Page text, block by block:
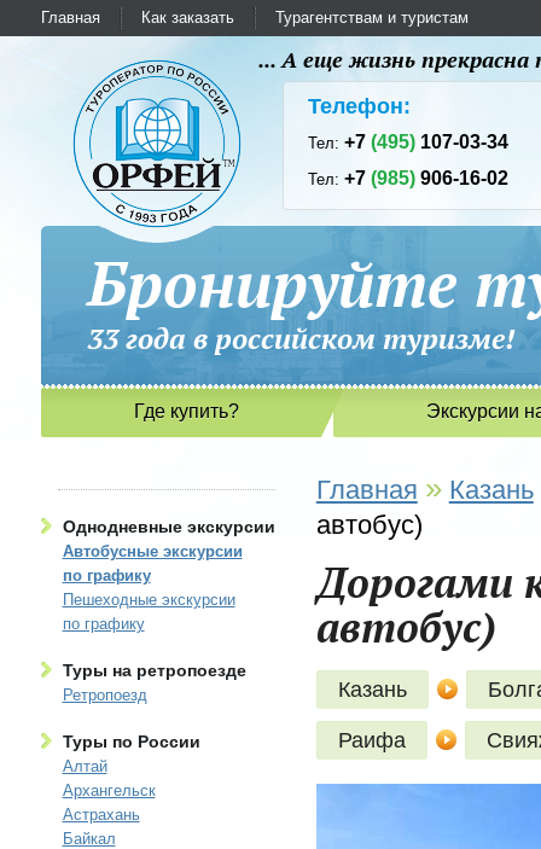
Главная Как заказать Турагентствам и туристам
... А еще жизнь
Телефон:
Тел:+7(495) 107-03-34
Тел:+7(985) 906-16-02
Бронируйте
33 года в российском
Где купить? Экскурсии
Однодневные экскурсии
Автобусные экскурсии
по графику
Пешеходные экскурсии
по графику
Туры на ретропоезде
Ретропоезд
Туры по России
Алтай
Архангельск
Астрахань
Байкал
Главная » Казань
автобус)
Дорогами
автобус)
Казань
Раифа